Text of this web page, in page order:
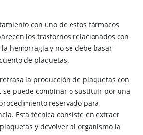
con uno de estos fármacos
los trastornos relacionados con
hemorragia y no se debe basar
de plaquetas.
la producción de plaquetas con
se puede combinar o sustituir por una
reservado para
Esta técnica consiste en extraer
y devolver al organismo la